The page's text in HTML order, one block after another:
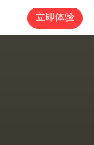
立即体验